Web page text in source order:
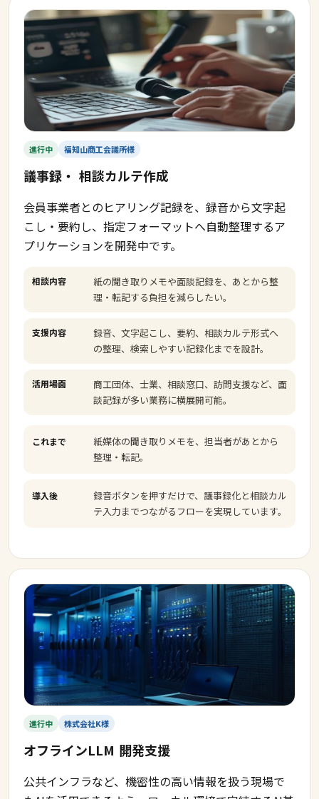
進行中 福知山商工会議所様
議事録・ 相談カルテ作成
会員事業者とのヒアリング記録を、録音から文字起
こし・要約し、指定フォーマットへ自動整理するア
プリケーションを開発中です。
相談内容
紙の聞き取りメモや面談記録を、あとから整
理・転記する負担を減らしたい。
支援内容
録音、文字起こし、要約、相談カルテ形式へ
の整理、検索しやすい記録化までを設計。
活用場面
商工団体、士業、相談窓口、訪問支援など、面
談記録が多い業務に横展開可能。
これまで
紙媒体の聞き取りメモを、担当者があとから
整理・転記。
導入後
録音ボタンを押すだけで、議事録化と相談カル
テ入力までつながるフローを実現しています。
進行中 株式会社K様
オフラインLLM 開発支援
公共インフラなど、機密性の高い情報を扱う現場で